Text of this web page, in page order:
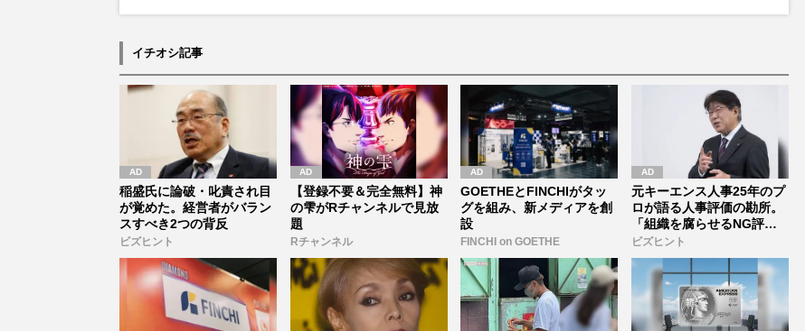
イチオシ記事
稲盛氏に論破・叱責され目
が覚めた。経営者がバラン
スすべき2つの背反
ビズヒント
【登録不要＆完全無料】神
の雫がRチャンネルで見放
題
Rチャンネル
GOETHEとFINCHIがタッ
グを組み、新メディアを創
設
FINCHI on GOETHE
元キーエンス人事25年のプ
ロが語る人事評価の勘所。
「組織を腐らせるNG評
価」とは...
ビズヒント